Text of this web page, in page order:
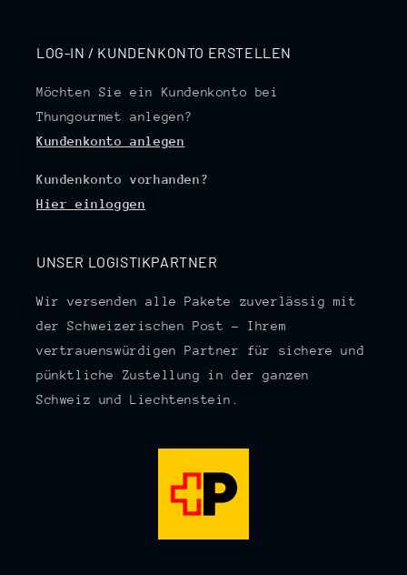
LOG-IN / KUNDENKONTO ERSTELLEN
Möchten Sie ein Kundenkonto bei
Thungourmet anlegen?
Kundenkonto anlegen
Kundenkonto vorhanden?
Hier einloggen
UNSER LOGISTIKPARTNER
Wir versenden alle Pakete zuverlässig mit
der Schweizerischen Post – Ihrem
vertrauenswürdigen Partner für sichere und
pünktliche Zustellung in der ganzen
Schweiz und Liechtenstein.